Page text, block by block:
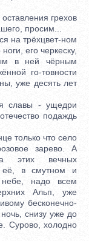
грехов
просим...
на трёхцвет-ном
его черкеску,
в ней чёрным
го-товности
уже десять лет
славы - ущедри
подаждь
только что село
зарево. А
этих вечных
её, в смутном и
небе, надо всем
Альп, уже
бесконечно-
снизу уже до
Сурово, холодно